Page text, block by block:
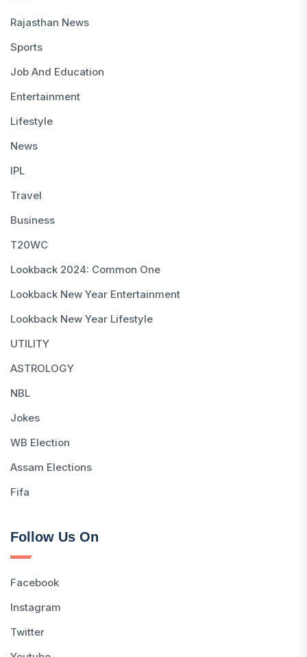
Rajasthan News
Sports
Job And Education
Entertainment
Lifestyle
News
IPL
Travel
Business
T20WC
Lookback 2024: Common One
Lookback New Year Entertainment
Lookback New Year Lifestyle
UTILITY
ASTROLOGY
NBL
Jokes
WB Election
Assam Elections
Fifa
Follow Us On
Facebook
Instagram
Twitter